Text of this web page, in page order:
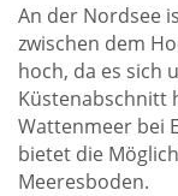
An der Nordsee
zwischen dem
hoch, da es sich
Küstenabschnitt
Wattenmeer bei
bietet die
Meeresboden.